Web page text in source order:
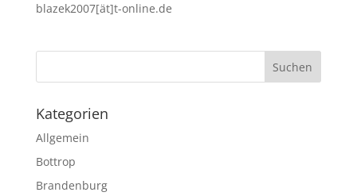
blazek2007[ät]t-online.de
Kategorien
Allgemein
Bottrop
Brandenburg